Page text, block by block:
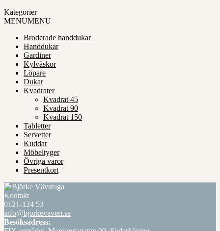
Kategorier
MENUMENU
Broderade handdukar
Handdukar
Gardiner
Kylväskor
Löpare
Dukar
Kvadrater
Kvadrat 45
Kvadrat 90
Kvadrat 150
Tabletter
Servetter
Kuddar
Möbeltyger
Övriga varor
Presentkort
Kontakt
0121-124 53
info@bjorkevaveri.se
Besöksadress: